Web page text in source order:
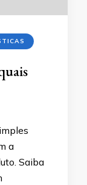
a
Saiba